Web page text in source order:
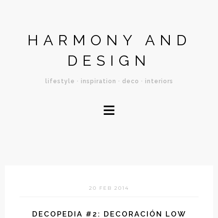
HARMONY AND
DESIGN
lifestyle · inspiration · deco · interiors
≡
20 FEB 2014
DECOPEDIA #2: DECORACIÓN LOW